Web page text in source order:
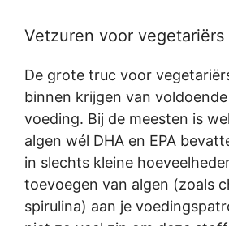
Vetzuren voor vegetariërs
De grote truc voor
binnen krijgen van voldoende
voeding. Bij de meesten is
algen wél DHA en EPA
in slechts kleine
toevoegen van algen (zoals
spirulina) aan je